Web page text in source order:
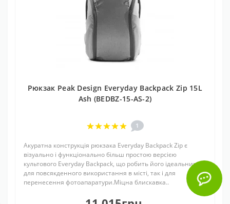
Рюкзак Peak Design Everyday Backpack Zip 15L
Ash (BEDBZ-15-AS-2)
1
Акуратна конструкція рюкзака Everyday Backpack Zip є
візуально і функціонально більш простою версією
культового Everyday Backpack, що робить його ідеальним як
для повсякденного використання в місті, так і для
перенесення фотоапаратури.Міцна блискавка..